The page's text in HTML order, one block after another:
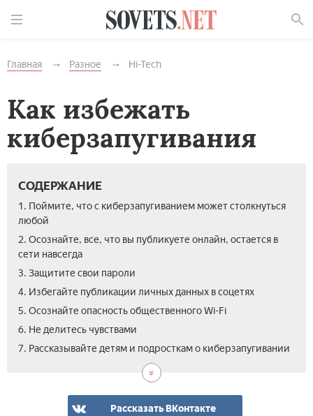
Главная Разное Hi-Tech
Как избежать
киберзапугивания
СОДЕРЖАНИЕ
1. Поймите, что с киберзапугиванием может столкнуться
любой
2. Осознайте, все, что вы публикуете онлайн, остается в
сети навсегда
3. Защитите свои пароли
4. Избегайте публикации личных данных в соцетях
5. Осознайте опасность общественного Wi-Fi
6. Не делитесь чувствами
7. Рассказывайте детям и подросткам о киберзапугивании
Рассказать ВКонтакте